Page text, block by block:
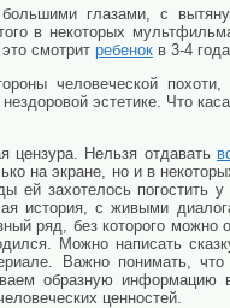
глазами, с
в некоторых
смотрит ребенок в 3-4
человеческой
нездоровой эстетике. Что
цензура. Нельзя отдавать
на экране, но и в
ей захотелось погостить у
история, с живыми
ряд, без которого можно
Можно написать
Важно понимать,
образную информацию
ценностей.